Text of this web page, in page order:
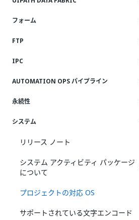
フォーム
FTP
IPC
AUTOMATION OPS パイプライン
永続性
システム
リリース ノート
システム アクティビティ パッケージ
について
プロジェクトの対応 OS
サポートされている文字エンコード